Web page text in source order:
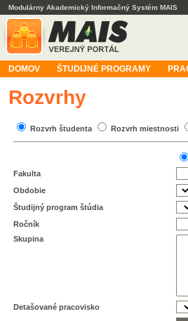
Modulárny Akademický Informačný Systém MAIS
DOMOV ŠTUDIJNÉ PROGRAMY
Rozvrhy
Rozvrh študenta Rozvrh miestnosti
Fakulta
Obdobie
Študijný program štúdia
Ročník
Skupina
Detašované pracovisko